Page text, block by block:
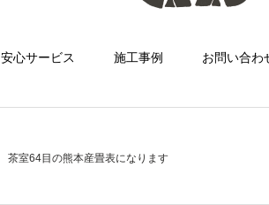
安心サービス 施工事例 お問い合わ
茶室64目の熊本産畳表になります